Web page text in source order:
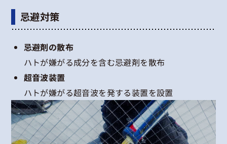
忌避対策
忌避剤の散布
ハトが嫌がる成分を含む忌避剤を散布
超音波装置
ハトが嫌がる超音波を発する装置を設置